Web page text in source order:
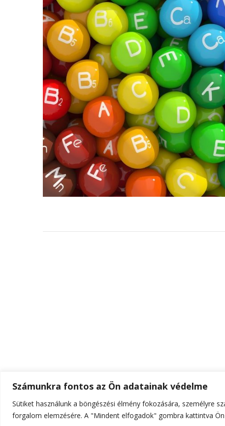
Számunkra fontos az Ön adatainak védelme
Sütiket használunk a böngészési élmény fokozására, személyre
forgalom elemzésére. A "Mindent elfogadok" gombra kattintva
© Szerzői jog 2026ELTE Online . Minden jog